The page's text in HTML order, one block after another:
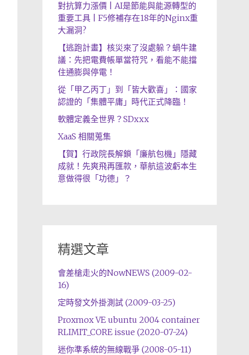
對抗算力漲價 | AI是節能與能源轉型的
重要工具 | F5修補存在18年的Nginx重
大漏洞?
【逃跑計畫】核災來了沒處躲？蝸牛建
議：先把電費帳單當符咒，看能不能擋
住通膨與停電！
從「甲乙丙丁」到「皆大歡喜」：國家
認證的「集體平庸」時代正式降臨！
軟體定義全世界？SDxxx
XaaS 相關蒐集
【賀】行政院長解鎖「廉航包機」隱藏
成就！先爽飛再匯款，華航這波虧本生
意做得很「功德」？
精選文章
會差槍走火的NowNEWS (2009-02-
16)
定時發文外掛測試 (2009-03-25)
Proxmox VE ubuntu 2004 container
RLIMIT_CORE issue (2020-07-24)
迷你準系統的無線戰爭 (2008-05-11)